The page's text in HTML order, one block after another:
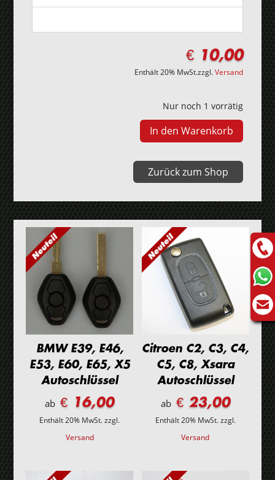
€ 10,00
Enthält 20% MwSt.zzgl.Versand
Nur noch 1 vorrätig
Smart
Tastenfeld
Menge
In den Warenkorb
Zurück zum Shop
BMW E39, E46,
E53, E60, E65, X5
Autoschlüssel
ab € 16,00
Enthält 20% MwSt.zzgl.
Versand
Citroen C2, C3, C4,
C5, C8, Xsara
Autoschlüssel
ab€ 23,00
Enthält 20% MwSt.zzgl.
Versand